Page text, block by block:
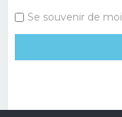
Se souvenir de moi